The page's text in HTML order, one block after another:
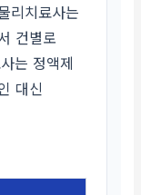
리치료사는
건별로
는 정액제
대신